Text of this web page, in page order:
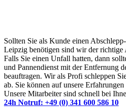
Sollten Sie als Kunde einen
Leipzig benötigen sind wir der richtige
Falls Sie einen Unfall hatten, dann
und Pannendienst mit der Entfernung
beauftragen. Wir als Profi schleppen
ab. Sie können auf unsere
Unsere Mitarbeiter sind schnell bei
24h Notruf: +49 (0) 341 600 586 10